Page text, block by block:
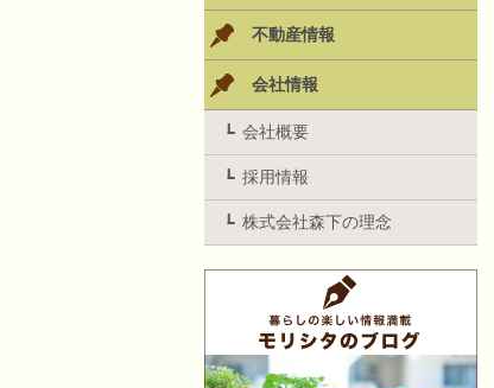
不動産情報
会社情報
会社概要
採用情報
株式会社森下の理念